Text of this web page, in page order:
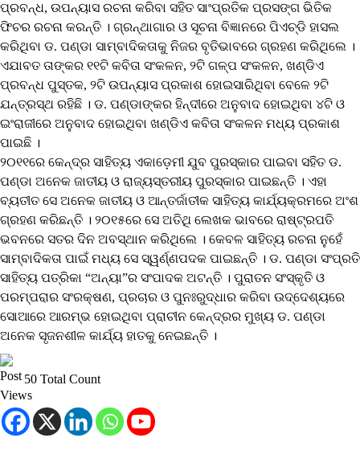
ପ୍ରବନ୍ଧ, ଉପନ୍ୟାସ ରଚନା କରିବା ସହିତ ସାଂପ୍ରତିକ ପ୍ରସଙ୍ଗ ଭିତିକ
ଫିଚର ରଚନା କରନ୍ତି । ଗ୍ରନ୍ଥାଗାର ଓ ସୂଚନା ବିଜ୍ଞାନରେ ପିଏଚ୍‌ଡି ହାସଲ
କରିଥିବା ଡ. ପଣ୍ଡା ସାମ୍ବାଦିକତାକୁ ନିଜର ବୃତିଭାବରେ ଗ୍ରହଣ କରିଥିଲେ ।
ଏଯାବତ ତାଙ୍କର ୧୧ଟି କବିତା ସଂକଳନ, ୨ଟି ଗଳ୍ପ ସଂକଳନ, ଖଣ୍ଡିଏ
ପ୍ରବନ୍ଧ ପୁସ୍ତକ, ୨ଟି ଉପନ୍ୟାସ ପ୍ରକାଶ ହୋଇସାରିଥିବା ବେଳେ ୨ଟି
ଯନ୍ତ୍ରସ୍ଥ ରହିଛି । ଡ. ପଣ୍ଡାଙ୍କର ହିନ୍ଦୀରେ ଅନୁବାଦ ହୋଇଥିବା ୪ଟି ଓ
ଇଂରାଜୀରେ ଅନୁବାଦ ହୋଇଥିବା ଖଣ୍ଡିଏ କବିତା ସଂକଳନ ମଧ୍ୟ ପ୍ରକାଶ
ପାଇଛି ।
୨୦୧୧ରେ କେନ୍ଦ୍ର ସାହିତ୍ୟ ଏକାଡ଼େମୀ ଯୁବ ପୁରସ୍କାର ପାଇବା ସହିତ ଡ.
ପଣ୍ଡା ଅନେକ ଜାତୀୟ ଓ ରାଜ୍ୟସ୍ତରୀୟ ପୁରସ୍କାର ପାଇଛନ୍ତି । ଏହା
ବ୍ୟତୀତ ସେ ଅନେକ ଜାତୀୟ ଓ ଆନ୍ତର୍ଜାତୀକ ସାହିତ୍ୟ କାର୍ଯ୍ୟକ୍ରମରେ ଅଂଶ
ଗ୍ରହଣ କରିଛନ୍ତି । ୨୦୧୫ରେ ସେ ଅତିଥି ଲେଖକ ଭାବରେ ରାଷ୍ଟ୍ରପତି
ଭବନରେ ସତର ଦିନ ଅବସ୍ଥାନ କରିଥିଲେ । କେବଳ ସାହିତ୍ୟ ରଚନା ନୁହେଁ
ସାମ୍ବାଦିକତା ପାଇଁ ମଧ୍ୟ ସେ ସ୍ୱର୍ଣ୍ଣପଦକ ପାଇଛନ୍ତି । ଡ. ପଣ୍ଡା ସଂପ୍ରତି
ସାହିତ୍ୟ ପତ୍ରିକା “ଅନ୍ୟା”ର ସଂପାଦକ ଅଟନ୍ତି । ପୁରାତନ ସଂସ୍କୃତି ଓ
ପରମ୍ପରାର ସଂରକ୍ଷଣ, ପ୍ରଚାର ଓ ପୁନଃରୁଦ୍ଧାର କରିବା ଉଦ୍ଦେଶ୍ୟରେ
ସୋଆରେ ଆରମ୍ଭ ହୋଇଥିବା ପ୍ରାଚୀନ କେନ୍ଦ୍ରର ମୁଖ୍ୟ ଡ. ପଣ୍ଡା
ଅନେକ ସୃଜନଶୀଳ କାର୍ଯ୍ୟ ହାତକୁ ନେଇଛନ୍ତି ।
50 Total Count